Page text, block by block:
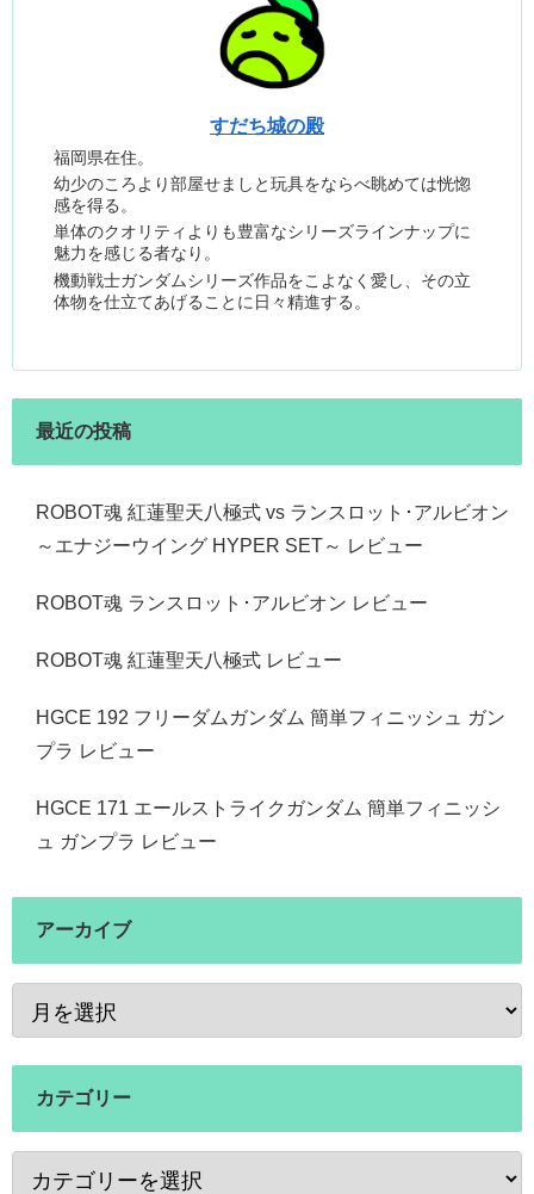
すだち城の殿
福岡県在住。
幼少のころより部屋せましと玩具をならべ眺めては恍惚
感を得る。
単体のクオリティよりも豊富なシリーズラインナップに
魅力を感じる者なり。
機動戦士ガンダムシリーズ作品をこよなく愛し、その立
体物を仕立てあげることに日々精進する。
最近の投稿
ROBOT魂 紅蓮聖天八極式 vs ランスロット･アルビオン
～エナジーウイング HYPER SET～ レビュー
ROBOT魂 ランスロット･アルビオン レビュー
ROBOT魂 紅蓮聖天八極式 レビュー
HGCE 192 フリーダムガンダム 簡単フィニッシュ ガン
プラ レビュー
HGCE 171 エールストライクガンダム 簡単フィニッシ
ュ ガンプラ レビュー
アーカイブ
カテゴリー